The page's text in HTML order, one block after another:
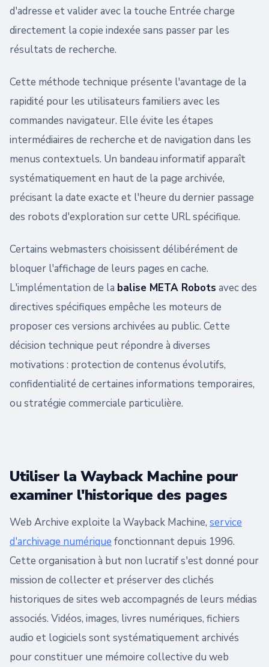
d'adresse et valider avec la touche Entrée charge
directement la copie indexée sans passer par les
résultats de recherche.
Cette méthode technique présente l'avantage de la
rapidité pour les utilisateurs familiers avec les
commandes navigateur. Elle évite les étapes
intermédiaires de recherche et de navigation dans les
menus contextuels. Un bandeau informatif apparaît
systématiquement en haut de la page archivée,
précisant la date exacte et l'heure du dernier passage
des robots d'exploration sur cette URL spécifique.
Certains webmasters choisissent délibérément de
bloquer l'affichage de leurs pages en cache.
L'implémentation de la balise META Robots avec des
directives spécifiques empêche les moteurs de
proposer ces versions archivées au public. Cette
décision technique peut répondre à diverses
motivations : protection de contenus évolutifs,
confidentialité de certaines informations temporaires,
ou stratégie commerciale particulière.
Utiliser la Wayback Machine pour
examiner l'historique des pages
Web Archive exploite la Wayback Machine, service
d'archivage numérique fonctionnant depuis 1996.
Cette organisation à but non lucratif s'est donné pour
mission de collecter et préserver des clichés
historiques de sites web accompagnés de leurs médias
associés. Vidéos, images, livres numériques, fichiers
audio et logiciels sont systématiquement archivés
pour constituer une mémoire collective du web